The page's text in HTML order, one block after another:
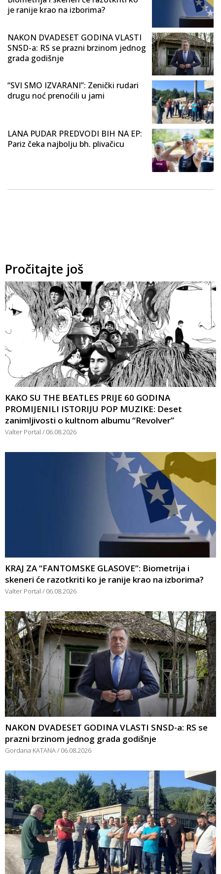
je ranije krao na izborima?
NAKON DVADESET GODINA VLASTI
SNSD-a: RS se prazni brzinom jednog
grada godišnje
“SVI SMO IZVARANI”: Zenički rudari
drugu noć prenoćili u jami
LANA PUDAR PREDVODI BIH NA EP:
Pariz čeka najbolju bh. plivačicu
Pročitajte još
KAKO SU THE BEATLES PRIJE 60 GODINA
PROMIJENILI ISTORIJU POP MUZIKE: Deset
zanimljivosti o kultnom albumu “Revolver”
Valter Portal 06.08.2026
KRAJ ZA “FANTOMSKE GLASOVE”: Biometrija i
skeneri će razotkriti ko je ranije krao na izborima?
Valter Portal 06.08.2026
NAKON DVADESET GODINA VLASTI SNSD-a: RS se
prazni brzinom jednog grada godišnje
Gordana KATANA 06.08.2026